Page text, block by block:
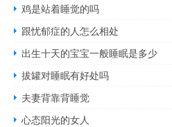
鸡是站着睡觉的吗
跟忧郁症的人怎么相处
出生十天的宝宝一般睡眠是多少
拔罐对睡眠有好处吗
夫妻背靠背睡觉
心态阳光的女人